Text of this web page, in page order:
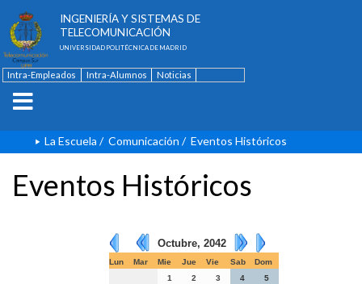
INGENIERÍA Y SISTEMAS DE
TELECOMUNICACIÓN
UNIVERSIDAD POLITÉCNICA DE MADRID
Intra-Empleados Intra-Alumnos
Noticias
La Escuela / Comunicación / Eventos Históricos
Eventos Históricos
Octubre, 2042
Lun Mar Mie Jue Vie Sab
Dom
1
2 3 4
5